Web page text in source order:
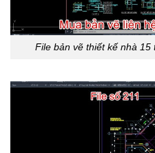
File bản vẽ thiết kế nhà